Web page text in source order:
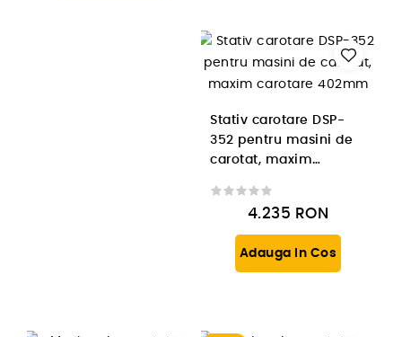
Stativ carotare DSP-
352 pentru masini de
carotat, maxim
4.235 RON
Adauga In Cos